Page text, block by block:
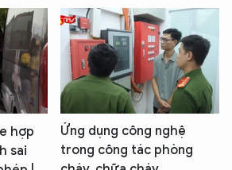
hợp
sai
Ứng dụng công nghệ
trong công tác phòng
CỦA
bất kỳ điều gì bạn cần biết về
Đô nhé. Tôi sẵn sàng hỗ trợ!